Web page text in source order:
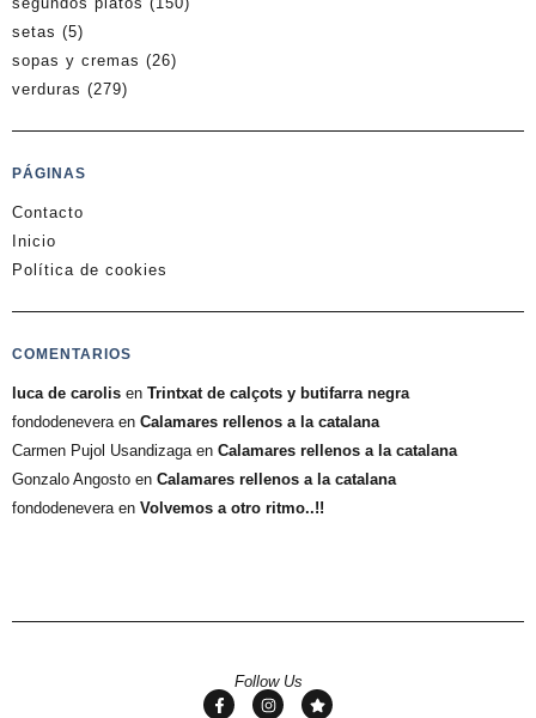
setas (5)
sopas y cremas (26)
verduras (279)
PÁGINAS
Contacto
Inicio
Política de cookies
COMENTARIOS
luca de carolis en Trintxat de calçots y butifarra negra
fondodeneveraen Calamares rellenos a la catalana
Carmen Pujol Usandizagaen Calamares rellenos a la catalana
Gonzalo Angosto en Calamares rellenos a la catalana
fondodeneveraen Volvemos a otro ritmo..!!
Follow Us